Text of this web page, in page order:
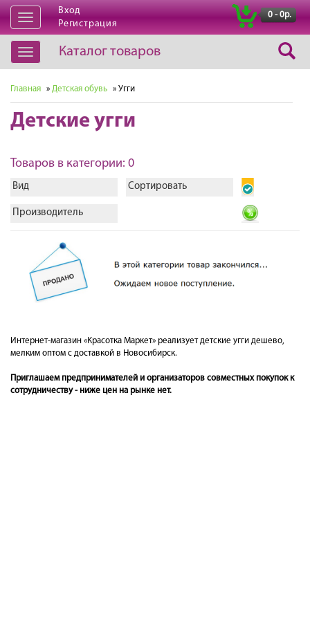
Открыть
навигацию
Вход
Регистрация
0 - 0р.
Открыть
навигацию
Каталог товаров
Главная » Детская обувь » Угги
Детские угги
Товаров в категории: 0
Вид Сортировать
Производитель
Интернет-магазин «Красотка Маркет» реализует детские угги дешево,
мелким оптом с доставкой в Новосибирск.
Приглашаем предпринимателей и организаторов совместных покупок к
сотрудничеству - ниже цен на рынке нет.